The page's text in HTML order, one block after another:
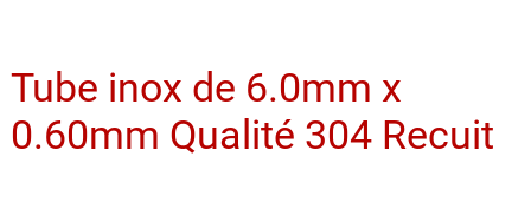
Tube inox de 6.0mm x
0.60mm Qualité 304 Recuit